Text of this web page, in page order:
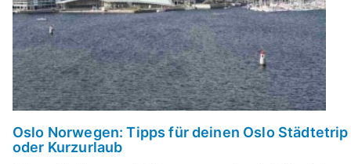
Oslo Norwegen: Tipps für deinen Oslo Städtetrip
oder Kurzurlaub